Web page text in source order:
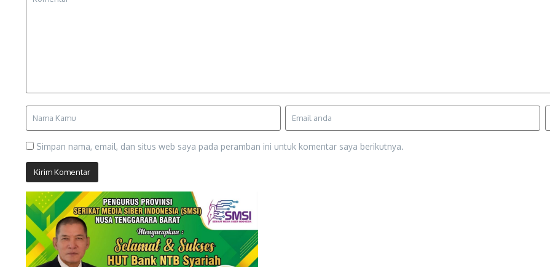
Simpan nama, email, dan situs web saya pada peramban ini untuk komentar saya berikutnya.